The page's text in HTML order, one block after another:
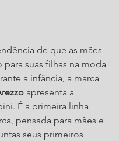
de que as mães
para suas filhas na moda
a infância, a marca
apresenta a
É a primeira linha
pensada para mães e
seus primeiros